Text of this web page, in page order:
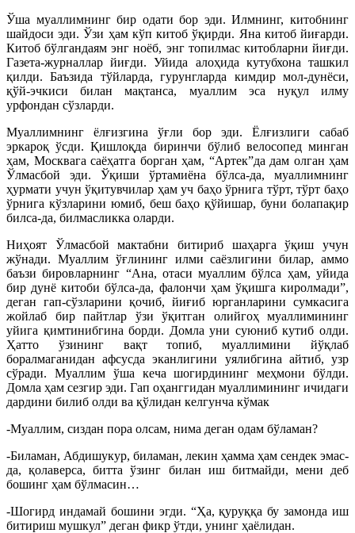
Ўша муаллимнинг бир одати бор эди. Илмнинг, китобнинг
шайдоси эди. Ўзи ҳам кўп китоб ўқирди. Яна китоб йиғарди.
Китоб бўлгандаям энг ноёб, энг топилмас китобларни йиғди.
Газета-журналлар йиғди. Уйида алоҳида кутубхона ташкил
қилди. Баъзида тўйларда, гурунгларда кимдир мол-дунёси,
қўй-эчкиси билан мақтанса, муаллим эса нуқул илму
урфондан сўзларди.
Муаллимнинг ёлғизгина ўғли бор эди. Ёлғизлиги сабаб
эркароқ ўсди. Қишлоқда биринчи бўлиб велосопед минган
ҳам, Москвага саёҳатга борган ҳам, “Артек”да дам олган ҳам
Ўлмасбой эди. Ўқиши ўртамиёна бўлса-да, муаллимнинг
ҳурмати учун ўқитувчилар ҳам уч баҳо ўрнига тўрт, тўрт баҳо
ўрнига кўзларини юмиб, беш баҳо қўйишар, буни болапақир
билса-да, билмасликка оларди.
Ниҳоят Ўлмасбой мактабни битириб шаҳарга ўқиш учун
жўнади. Муаллим ўғлининг илми саёзлигини билар, аммо
баъзи бировларнинг “Ана, отаси муаллим бўлса ҳам, уйида
бир дунё китоби бўлса-да, фалончи ҳам ўқишга киролмади”,
деган гап-сўзларини қочиб, йиғиб юрганларини сумкасига
жойлаб бир пайтлар ўзи ўқитган олийгоҳ муаллимининг
уйига қимтинибгина борди. Домла уни суюниб кутиб олди.
Ҳатто ўзининг вақт топиб, муаллимини йўқлаб
боралмаганидан афсусда эканлигини уялибгина айтиб, узр
сўради. Муаллим ўша кеча шогирдининг меҳмони бўлди.
Домла ҳам сезгир эди. Гап оҳанггидан муаллимининг ичидаги
дардини билиб олди ва қўлидан келгунча кўмак
-Муаллим, сиздан пора олсам, нима деган одам бўламан?
-Биламан, Абдишукур, биламан, лекин ҳамма ҳам сендек эмас-
да, қолаверса, битта ўзинг билан иш битмайди, мени деб
бошинг ҳам бўлмасин…
-Шогирд индамай бошини эгди. “Ҳа, қуруққа бу замонда иш
битириш мушкул” деган фикр ўтди, унинг ҳаёлидан.